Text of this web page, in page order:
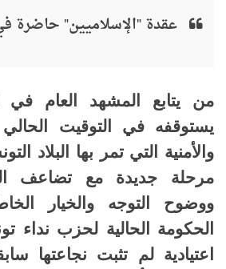
عقدة "الإسلاميين" حاضرة
من يتابع المشهد العام في
يستوقفه في التوقيت الحالي
والأمنية التي تمر بها البلاد
مرحلة جديدة مع تضاعف
ووضوح التوجه والخيار
الحكومة الحالية لحزب نداء
اعتيادية لم تثبت نجاعتها